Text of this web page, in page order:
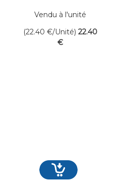
Long.25ml
Vendu à l'unité
(22.40 €/Unité) 22.40
€